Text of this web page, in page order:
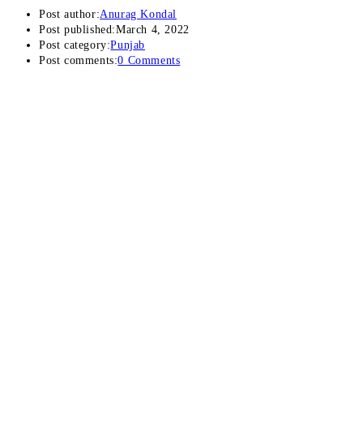
Post author:Anurag Kondal
Post published:March 4, 2022
Post category:Punjab
Post comments:0 Comments